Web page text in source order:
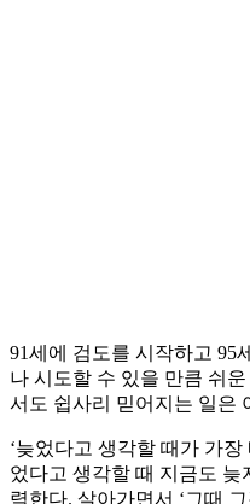
91세에 검도를 시작하고 95
나 시도할 수 있을 만큼 쉬
서도 쉽사리 믿어지는 일은
‘늦었다고 생각할 때가 가
었다고 생각할 때 지금도
력한다. 살아가면서 ‘그때